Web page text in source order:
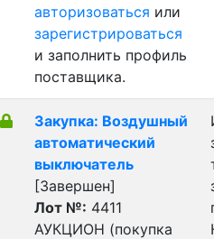
авторизоваться или
зарегистрироваться
и заполнить профиль
поставщика.
Закупка: Воздушный
автоматический
выключатель
[Завершен]
Лот №: 4411
АУКЦИОН (покупка